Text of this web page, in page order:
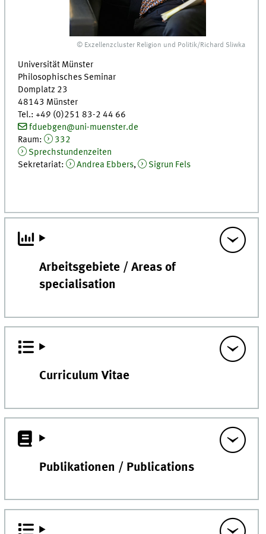
© Exzellenzcluster Religion und Politik/Richard Sliwka
Universität Münster
Philosophisches Seminar
Domplatz 23
48143 Münster
Tel.: +49 (0)251 83-2 44 66
fduebgen@uni-muenster.de
Raum:
332
Sprechstundenzeiten
Sekretariat:
Andrea Ebbers, Sigrun Fels
Arbeitsgebiete / Areas of
specialisation
Curriculum Vitae
Publikationen / Publications